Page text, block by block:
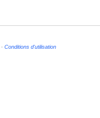
- Conditions d'utilisation